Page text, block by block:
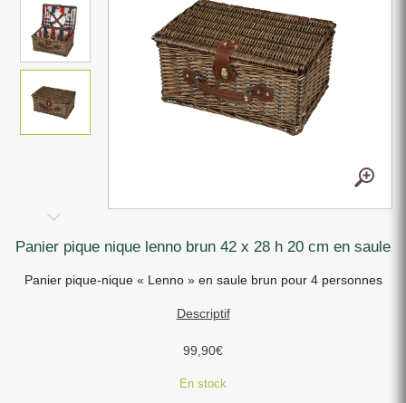
panier pique nique lenno brun 42 x 28 h 20 cm en saule
Panier pique-nique « Lenno » en saule brun pour 4 personnes
Descriptif
99,90€
En stock